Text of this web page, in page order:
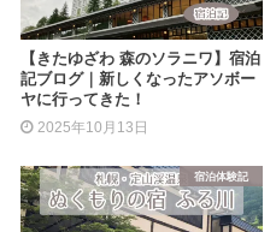
【きたゆざわ 森のソラニワ】宿泊
記ブログ｜新しくなったアソボー
ヤに行ってきた！
2025年10月13日
宿泊体験記